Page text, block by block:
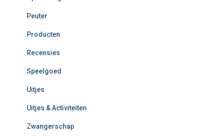
Peuter
Producten
Recensies
Speelgoed
Uitjes
Uitjes & Activiteiten
Zwangerschap